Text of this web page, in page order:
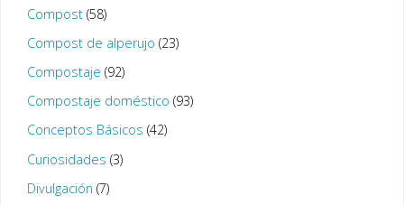
Compost(58)
Compost de alperujo (23)
Compostaje (92)
Compostaje doméstico (93)
Conceptos Básicos (42)
Curiosidades (3)
Divulgación (7)